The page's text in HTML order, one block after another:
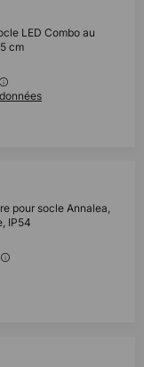
LED Combo au
cm
pour socle Annalea,
IP54